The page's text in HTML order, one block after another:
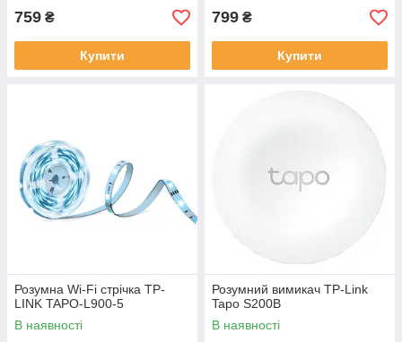
759 ₴
Купити
799 ₴
Купити
Розумна Wi-Fi стрічка TP-
LINK TAPO-L900-5
В наявності
Розумний вимикач TP-Link
Tapo S200B
В наявності